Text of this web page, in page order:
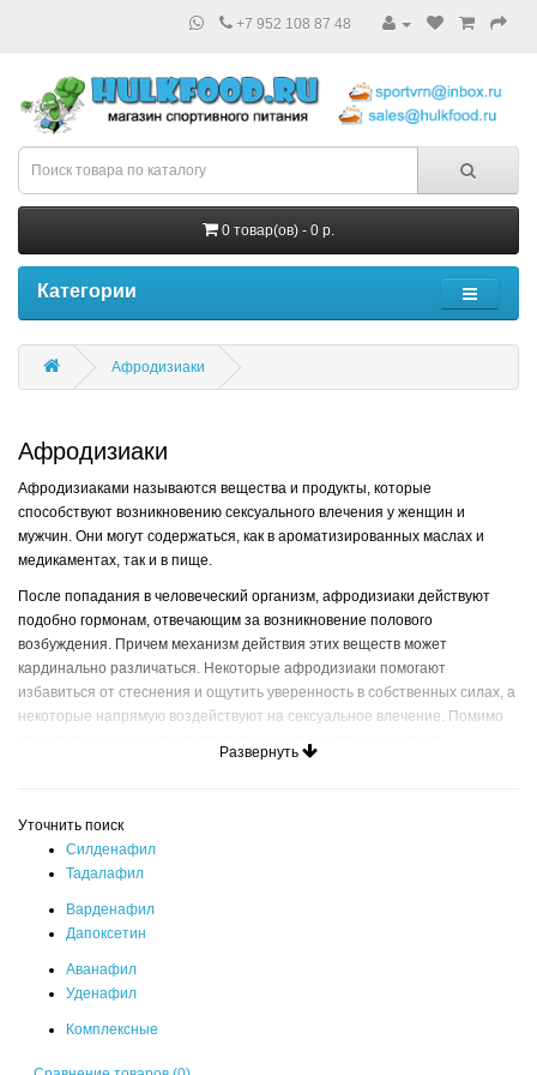
+7 952 108 87 48
0 товар(ов) - 0 р.
Категории
Афродизиаки
Афродизиаки
Афродизиаками называются вещества и продукты, которые
способствуют возникновению сексуального влечения у женщин и
мужчин. Они могут содержаться, как в ароматизированных маслах и
медикаментах, так и в пище.
После попадания в человеческий организм, афродизиаки действуют
подобно гормонам, отвечающим за возникновение полового
возбуждения. Причем механизм действия этих веществ может
кардинально различаться. Некоторые афродизиаки помогают
избавиться от стеснения и ощутить уверенность в собственных силах, а
некоторые напрямую воздействуют на сексуальное влечение. Помимо
этих полезных качеств, стимулирующие вещества оказывают
омолаживающее, общеукрепляющее и антидепрессивное воздействие.
эфирных маслах и аптечных товарах, но мы рассмотрим наиболее
эффективные варианты каждого типа. Наиболее востребованными
пищевыми афродизиаками животного происхождения являются
основном из за присутствия в их составе специальных жиров, из
которых впоследствии образуются половые гормоны, к примеру -
тестостерон.
Среди фруктов предпочтительнее употреблять инжир, бананы, финики,
клубнику, авокадо и нектарины. В салатах наиболее полезным станет
Развернуть
Уточнить поиск
Силденафил
Тадалафил
Варденафил
Дапоксетин
Аванафил
Уденафил
Комплексные